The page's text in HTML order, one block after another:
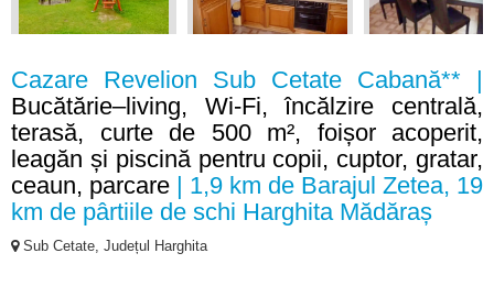
Cazare Revelion Sub Cetate Cabană** |
Bucătărie–living, Wi-Fi, încălzire centrală,
terasă, curte de 500 m², foișor acoperit,
leagăn și piscină pentru copii, cuptor, gratar,
ceaun, parcare | 1,9 km de Barajul Zetea, 19
km de pârtiile de schi Harghita Mădăraș
Sub Cetate, Județul Harghita